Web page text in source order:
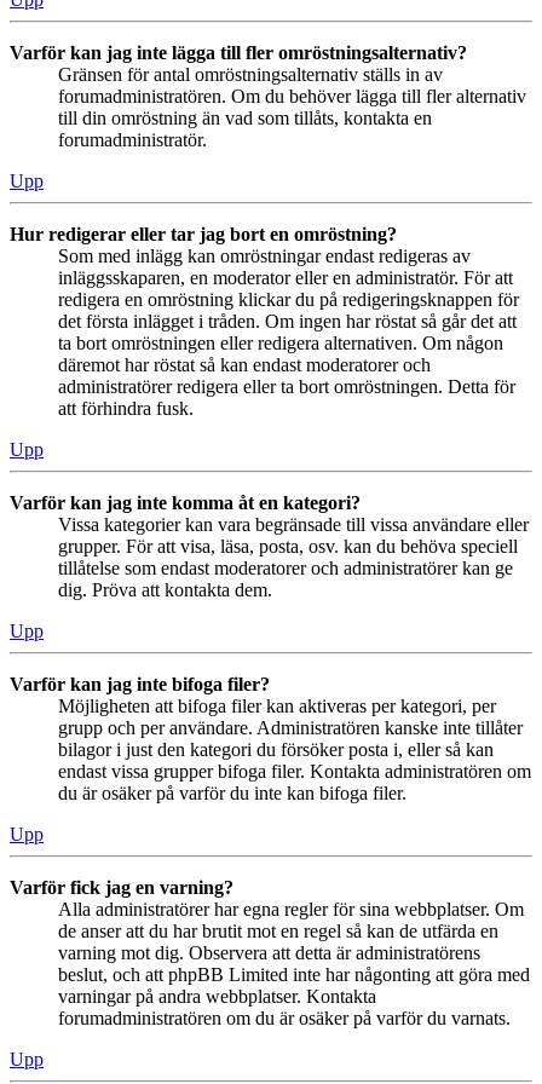
Varför kan jag inte lägga till fler omröstningsalternativ?
Gränsen för antal omröstningsalternativ ställs in av
forumadministratören. Om du behöver lägga till fler alternativ
till din omröstning än vad som tillåts, kontakta en
forumadministratör.
Upp
Hur redigerar eller tar jag bort en omröstning?
Som med inlägg kan omröstningar endast redigeras av
inläggsskaparen, en moderator eller en administratör. För att
redigera en omröstning klickar du på redigeringsknappen för
det första inlägget i tråden. Om ingen har röstat så går det att
ta bort omröstningen eller redigera alternativen. Om någon
däremot har röstat så kan endast moderatorer och
administratörer redigera eller ta bort omröstningen. Detta för
att förhindra fusk.
Upp
Varför kan jag inte komma åt en kategori?
Vissa kategorier kan vara begränsade till vissa användare eller
grupper. För att visa, läsa, posta, osv. kan du behöva speciell
tillåtelse som endast moderatorer och administratörer kan ge
dig. Pröva att kontakta dem.
Upp
Varför kan jag inte bifoga filer?
Möjligheten att bifoga filer kan aktiveras per kategori, per
grupp och per användare. Administratören kanske inte tillåter
bilagor i just den kategori du försöker posta i, eller så kan
endast vissa grupper bifoga filer. Kontakta administratören om
du är osäker på varför du inte kan bifoga filer.
Upp
Varför fick jag en varning?
Alla administratörer har egna regler för sina webbplatser. Om
de anser att du har brutit mot en regel så kan de utfärda en
varning mot dig. Observera att detta är administratörens
beslut, och att phpBB Limited inte har någonting att göra med
varningar på andra webbplatser. Kontakta
forumadministratören om du är osäker på varför du varnats.
Upp